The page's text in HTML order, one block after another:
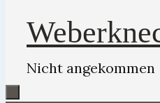
Nicht angekommen